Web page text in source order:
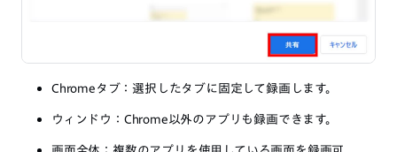
Chromeタブ：選択したタブに固定して録画します。
ウィンドウ：Chrome以外のアプリも録画できます。